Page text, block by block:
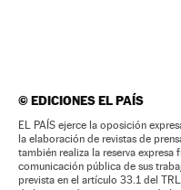
©EDICIONES EL PAÍS
EL PAÍS ejerce la oposición
la elaboración de revistas de
también realiza la reserva
comunicación pública de sus
prevista en el artículo 33.1 del